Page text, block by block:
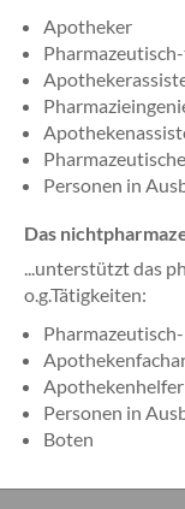
Apotheker
Personen in
Das
...unterstützt das
o.g.Tätigkeiten:
Apothekenhelfer
Personen in
Boten